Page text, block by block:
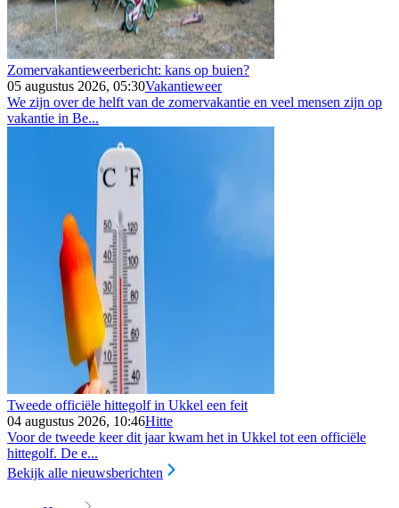
Zomervakantieweerbericht: kans op buien?
05 augustus 2026, 05:30Vakantieweer
We zijn over de helft van de zomervakantie en veel mensen zijn op
vakantie in Be...
Tweede officiële hittegolf in Ukkel een feit
04 augustus 2026, 10:46Hitte
Voor de tweede keer dit jaar kwam het in Ukkel tot een officiële
hittegolf. De e...
Bekijk alle nieuwsberichten